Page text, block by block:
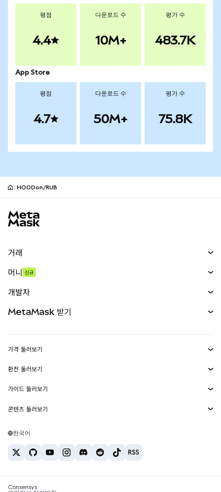
평점
4.4
다운로드 수
10M+
평가 수
483.7K
App Store
평점
4.7
다운로드 수
50M+
평가 수
75.8K
HOODon/RUB
거래
무기한 선물
실물자산
머니 신규
개발자
MetaMask Connect
Snaps
웹3 서비스
MetaMask 받기
보안
고객 지원
채용
가격 둘러보기
이더리움 가격
솔라나 가격
테더 가격
환전 둘러보기
ETH를 USD로 환전
USDT를 INR로 환전
BTC를 INR로 환전
ETH를 USDT로 환전
가이드 둘러보기
ETH 매수
USDT 매수
SHIB 매수
콘텐츠 둘러보기
솔라나 지갑
한국어
Consensys